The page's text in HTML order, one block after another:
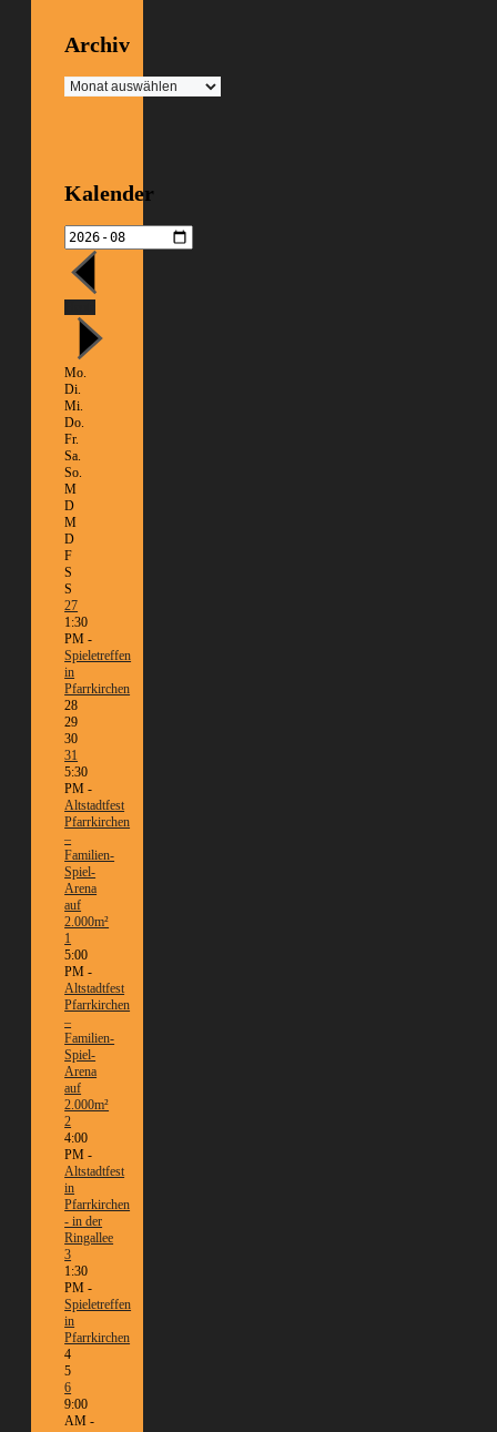
Archiv
Archiv
Kalender
Mo.
Di.
Mi.
Do.
Fr.
Sa.
So.
M
D
M
D
F
S
S
27
1:30
PM -
Spieletreffen
in
Pfarrkirchen
28
29
30
31
5:30
PM -
Altstadtfest
Pfarrkirchen
–
Familien-
Spiel-
Arena
auf
2.000m²
1
5:00
PM -
Altstadtfest
Pfarrkirchen
–
Familien-
Spiel-
Arena
auf
2.000m²
2
4:00
PM -
Altstadtfest
in
Pfarrkirchen
- in der
Ringallee
3
1:30
PM -
Spieletreffen
in
Pfarrkirchen
4
5
6
9:00
AM -